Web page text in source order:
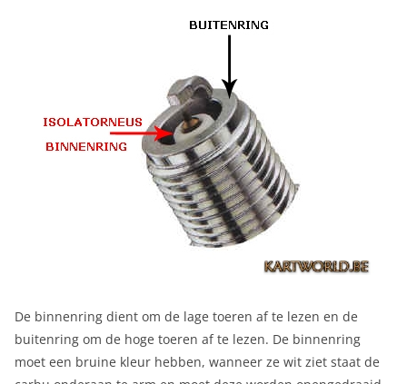
De binnenring dient om de lage toeren af te lezen en de
buitenring om de hoge toeren af te lezen. De binnenring
moet een bruine kleur hebben, wanneer ze wit ziet staat de